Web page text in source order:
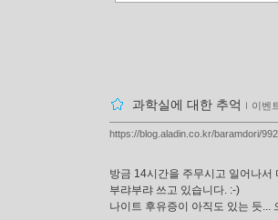
과학실에 대한 추억 ｌ 이벤
https://blog.aladin.co.kr/baramdori/
방금 14시간을 주무시고 일어나서
부랴부랴 쓰고 있습니다. :-)
나이트 후유증이 아직도 있는 듯...